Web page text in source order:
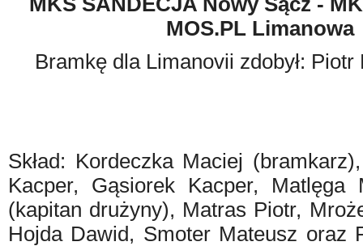
MOS.PL Limanowa
Bramkę dla Limanovii zdobył:
Skład: Kordeczka Maciej
Kacper, Gąsiorek Kacper, Matlęga
(kapitan drużyny), Matras Piotr,
Hojda Dawid, Smoter Mateusz oraz